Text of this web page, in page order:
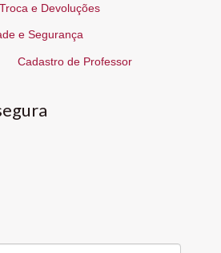
Troca e Devoluções
e Segurança
Cadastro de Professor